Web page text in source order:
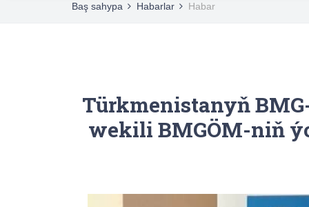
Baş sahypa Habarlar Habar
Türkmenistanyň
wekili BMGÖM-niň